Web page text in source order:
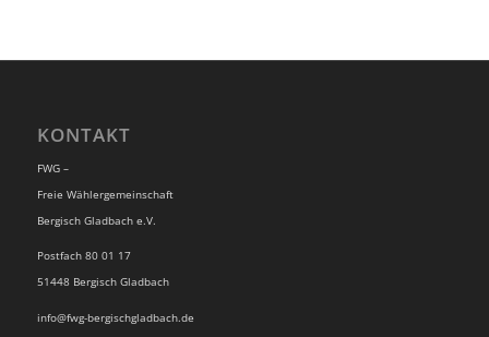
KONTAKT
FWG –
Freie Wählergemeinschaft
Bergisch Gladbach e.V.
Postfach 80 01 17
51448 Bergisch Gladbach
info@fwg-bergischgladbach.de